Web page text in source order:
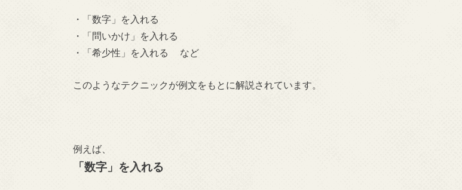
・「数字」を入れる
・「問いかけ」を入れる
・「希少性」を入れる など
このようなテクニックが例文をもとに解説されています。
例えば、
「数字」を入れる